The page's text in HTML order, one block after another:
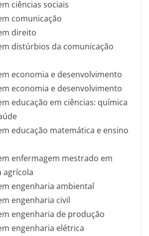
ciências sociais
comunicação
direito
distúrbios da comunicação
economia e desenvolvimento
economia e desenvolvimento
educação em ciências: química
educação matemática e ensino
enfermagem mestrado em
agrícola
engenharia ambiental
engenharia civil
engenharia de produção
engenharia elétrica